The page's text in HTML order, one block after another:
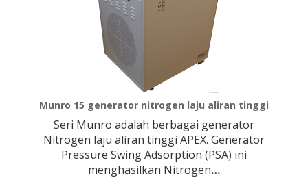
Munro 15 generator nitrogen laju aliran tinggi
Seri Munro adalah berbagai generator
Nitrogen laju aliran tinggi APEX. Generator
Pressure Swing Adsorption (PSA) ini
menghasilkan Nitrogen…